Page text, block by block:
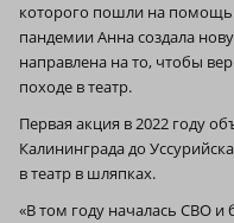
которого пошли на
пандемии Анна создала
направлена на то, чтобы
походе в театр.
Первая акция в 2022 году
Калининграда до
в театр в шляпках.
«В том году началась СВО